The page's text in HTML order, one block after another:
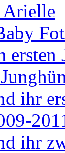
Arielle
ersten
ihr
ihr